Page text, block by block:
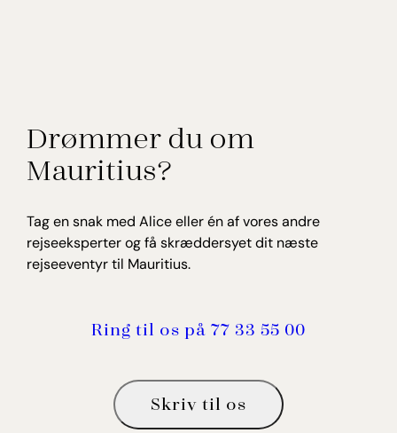
Drømmer du om
Mauritius?
Tag en snak med Alice eller én af vores andre
rejseeksperter og få skræddersyet dit næste
rejseeventyr til Mauritius.
Ring til os på 77 33 55 00
Skriv til os